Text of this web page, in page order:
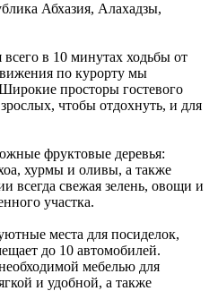
Абхазия, Алахадзы,
в 10 минутах ходьбы от
по курорту мы
просторы гостевого
чтобы отдохнуть, и для
фруктовые деревья:
хурмы и оливы, а также
всегда свежая зелень, овощи и
участка.
места для посиделок,
до 10 автомобилей.
мебелью для
и удобной, а также